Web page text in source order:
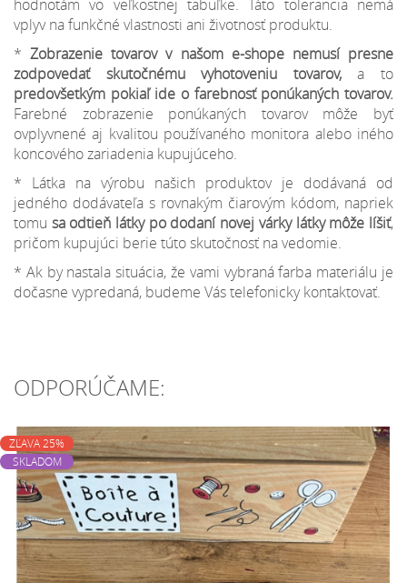
hodnotám vo veľkostnej tabuľke. Táto tolerancia nemá
vplyv na funkčné vlastnosti ani životnosť produktu.
*Zobrazenie tovarov v našom e-shope nemusí presne
zodpovedať skutočnému vyhotoveniu tovarov,a to
predovšetkým pokiaľ ide o farebnosť ponúkaných tovarov.
Farebné zobrazenie ponúkaných tovarov môže byť
ovplyvnené aj kvalitou používaného monitora alebo iného
koncového zariadenia kupujúceho.
* Látka na výrobu našich produktov je dodávaná od
jedného dodávateľa s rovnakým čiarovým kódom, napriek
tomu sa odtieň látky po dodaní novej várky látky môže líšiť,
pričom kupujúci berie túto skutočnosť na vedomie.
* Ak by nastala situácia, že vami vybraná farba materiálu je
dočasne vypredaná, budeme Vás telefonicky kontaktovať.
ODPORÚČAME:
ZĽAVA 25%
SKLADOM